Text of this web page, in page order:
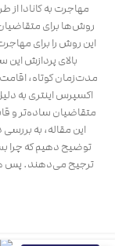
مهاجرت به کانادا
روش‌ها برای
این روش را برای
بالای پردازش
مدت‌زمان کوتاه،
اکسپرس اینتری به
متقاضیان ساده‌تر و
این مقاله، به
توضیح دهیم که چرا
ترجیح می‌دهند. پس